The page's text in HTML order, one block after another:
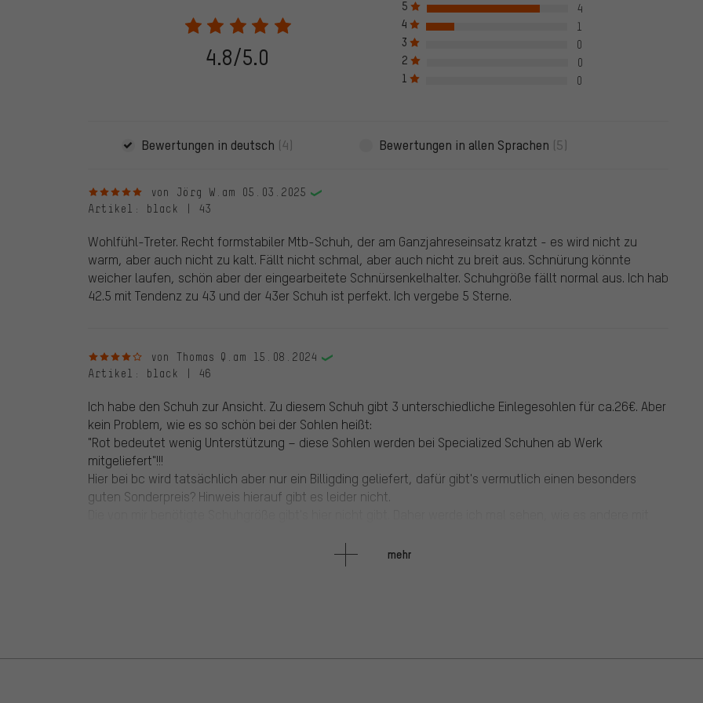
28.05.2022 werden nur Bewertungen veröffentlicht, die auch verifiziert sind, das bedeutet, dass bei Bewertung auch
eine Bestellnummer angegeben wird. Wir schalten die Bewertung nur nach erfolgreicher Überprüfung der Bestellnummer
frei. Alle verifizierten Bewertungen sind mit einem grünen Haken markiert, das gilt für alle verifizierten Bewertungen bis zu
dem 28.05.2022 und ab dem 28.05.2022. Vor dem 28.05.2022 wurden auch Bewertungen von Kunden aufgenommen, die
die bewertete Ware nicht bei uns gekauft haben. Diese Bewertungen sind nicht mit einem grünen Haken markiert. Wir
veröffentlichen alle ordnungsgemäß abgegebenen Bewertungen.
4.8/5.0
5
4
4
1
3
0
2
0
1
0
Bewertungen in deutsch (4) Bewertungen in allen Sprachen (5)
5 von 5 Sternenvon Jörg W. am 05.03.2025
Artikel : black | 43
Wohlfühl-Treter. Recht formstabiler Mtb-Schuh, der am Ganzjahreseinsatz kratzt - es wird nicht zu
warm, aber auch nicht zu kalt. Fällt nicht schmal, aber auch nicht zu breit aus. Schnürung könnte
weicher laufen, schön aber der eingearbeitete Schnürsenkelhalter. Schuhgröße fällt normal aus. Ich hab
42.5 mit Tendenz zu 43 und der 43er Schuh ist perfekt. Ich vergebe 5 Sterne.
4 von 5 Sternenvon Thomas Q. am 15.08.2024
Artikel : black | 46
Ich habe den Schuh zur Ansicht. Zu diesem Schuh gibt 3 unterschiedliche Einlegesohlen für ca.26€. Aber
kein Problem, wie es so schön bei der Sohlen heißt:
"Rot bedeutet wenig Unterstützung – diese Sohlen werden bei Specialized Schuhen ab Werk
mitgeliefert"!!!
Hier bei bc wird tatsächlich aber nur ein Billigding geliefert, dafür gibt's vermutlich einen besonders
guten Sonderpreis? Hinweis hierauf gibt es leider nicht.
Ansonsten ein sehr stabiler Schuh mit überdurchschnittlich verwindungssteifer! Sohle. Die 5-Ösen-
Schnürung läuft im Gegensatz zu manch anderen Schnürungen noch akzeptabel.
mehr